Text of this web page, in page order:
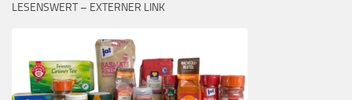
LESENSWERT – EXTERNER LINK